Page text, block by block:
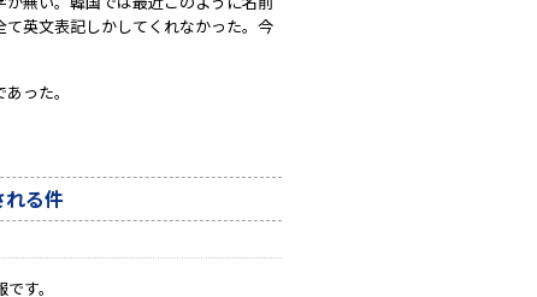
英文表記しかしてくれなかった。今
った。
る件
す。